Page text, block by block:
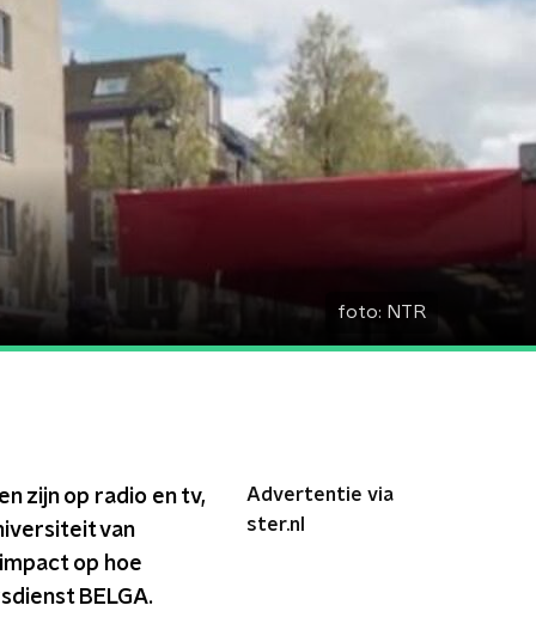
foto: NTR
zijn op radio en tv,
van
op hoe
BELGA.
Advertentie via
ster.nl